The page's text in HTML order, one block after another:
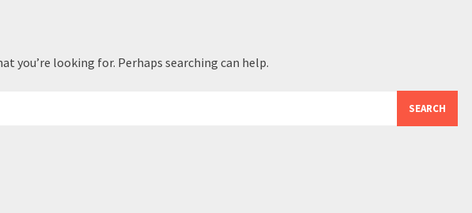
you’re looking for. Perhaps searching can help.